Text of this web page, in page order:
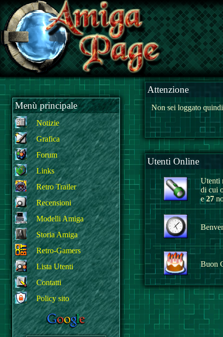
Menù principale
Notizie
Grafica
Forum
Links
Retro Trailer
Recensioni
Modelli Amiga
Storia Amiga
Retro-Gamers
Lista Utenti
Contatti
Policy sito
Attenzione
Non sei loggato
Utenti Online
Utenti
di cui
e27
Buon